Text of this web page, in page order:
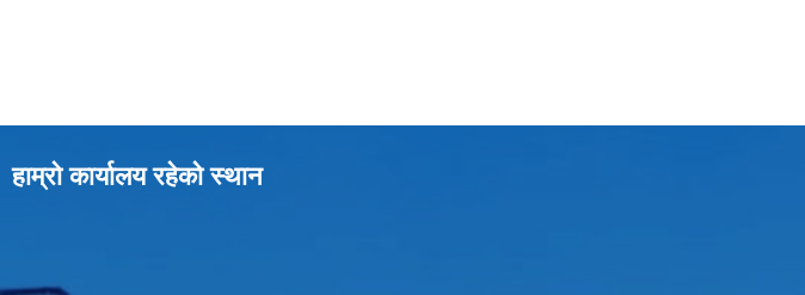
हाम्रो कार्यालय रहेको स्थान